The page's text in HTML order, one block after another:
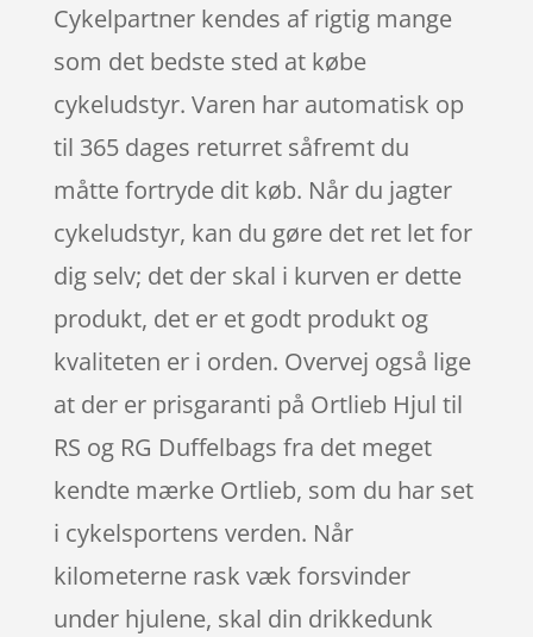
Cykelpartner kendes af rigtig mange
som det bedste sted at købe
cykeludstyr. Varen har automatisk op
til 365 dages returret såfremt du
måtte fortryde dit køb. Når du jagter
cykeludstyr, kan du gøre det ret let for
dig selv; det der skal i kurven er dette
produkt, det er et godt produkt og
kvaliteten er i orden. Overvej også lige
at der er prisgaranti på Ortlieb Hjul til
RS og RG Duffelbags fra det meget
kendte mærke Ortlieb, som du har set
i cykelsportens verden. Når
kilometerne rask væk forsvinder
under hjulene, skal din drikkedunk